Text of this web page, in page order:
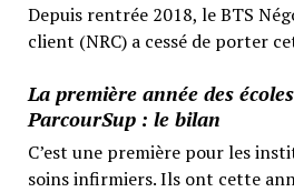
Depuis rentrée 2018, le BTS
client (NRC) a cessé de porter
La première année des
ParcourSup : le bilan
C’est une première pour les
soins infirmiers. Ils ont cette